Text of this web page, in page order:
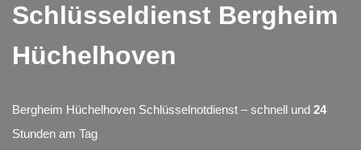
Schlüsseldienst Bergheim
Hüchelhoven
Bergheim Hüchelhoven Schlüsselnotdienst – schnell und 24
Stunden am Tag